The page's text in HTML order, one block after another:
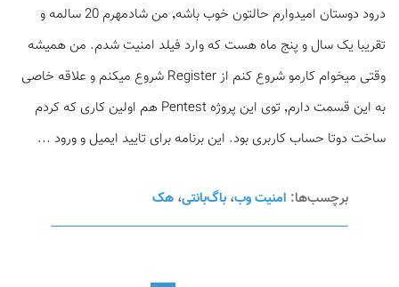
درود دوستان امیدوارم حالتون خوب باشه٬ من شادمهرم 20 سالمه و
تقریبا یک سال و پنج ماه هست که وارد فیلد امنیت شدم. من همیشه
وقتی میخوام کارمو شروع کنم از Register شروع میکنم و علاقه خاصی
به این قسمت دارم٬ توی این پروژه Pentest هم اولین کاری که کردم
ساخت دوتا حساب کاربری بود. این برنامه برای تایید ایمیل و ورود ...
برچسب‌ها: امنیت وب، باگ‌بانتی، هک